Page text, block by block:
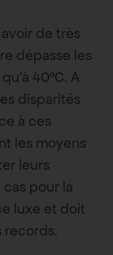
de très
dépasse les
40°C. A
disparités
à ces
les moyens
leurs
cas pour la
luxe et doit
records.